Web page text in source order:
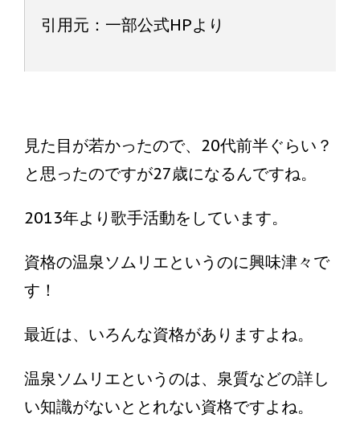
引用元：一部公式HPより
見た目が若かったので、20代前半ぐらい？
と思ったのですが27歳になるんですね。
2013年より歌手活動をしています。
資格の温泉ソムリエというのに興味津々で
す！
最近は、いろんな資格がありますよね。
温泉ソムリエというのは、泉質などの詳し
い知識がないととれない資格ですよね。